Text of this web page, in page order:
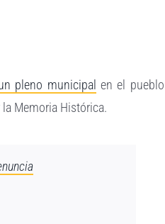
pleno municipal en el pueblo
Memoria Histórica.